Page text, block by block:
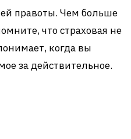
правоты. Чем больше
что страховая не
когда вы
за действительное.